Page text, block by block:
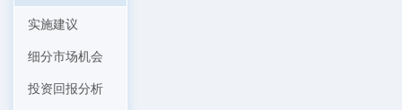
实施建议
细分市场机会
投资回报分析